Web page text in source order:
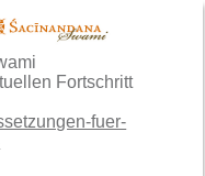
Fortschritt
fuer-